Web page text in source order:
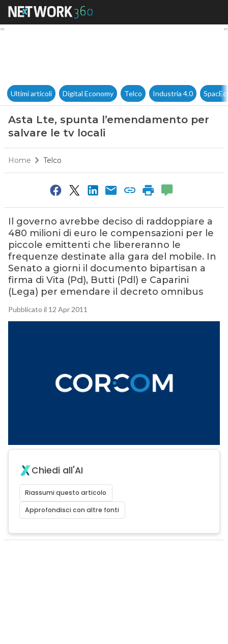
Asta Lte, spunta
Ultimi articoli Digital Economy Telco Industria 4.0
Asta Lte, spunta l’emendamento per
salvare le tv locali
Home Telco
Il governo avrebbe deciso di raddoppiare a
480 milioni di euro le compensazioni per le
piccole emittenti che libereranno le
frequenze destinate alla gara del mobile. In
Senato a giorni il documento bipartisan a
firma di Vita (Pd), Butti (Pdl) e Caparini
(Lega) per emendare il decreto omnibus
Pubblicato il 12 Apr 2011
Chiedi all'AI
Riassumi questo articolo
Approfondisci con altre fonti